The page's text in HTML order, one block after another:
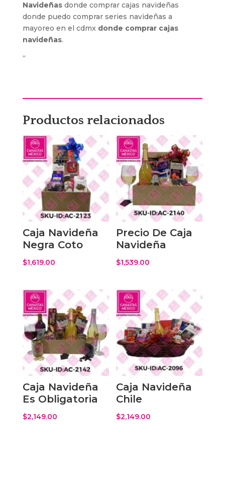
Navideñasdonde comprar cajas navideñas
donde puedo comprar series navideñas a
mayoreo en el cdmx donde comprar cajas
navideñas.
“
Productos relacionados
Caja Navideña
Negra Coto
$1,619.00
Precio De Caja
Navideña
$1,539.00
Caja Navideña
Es Obligatoria
$2,149.00
Caja Navideña
Chile
$2,149.00